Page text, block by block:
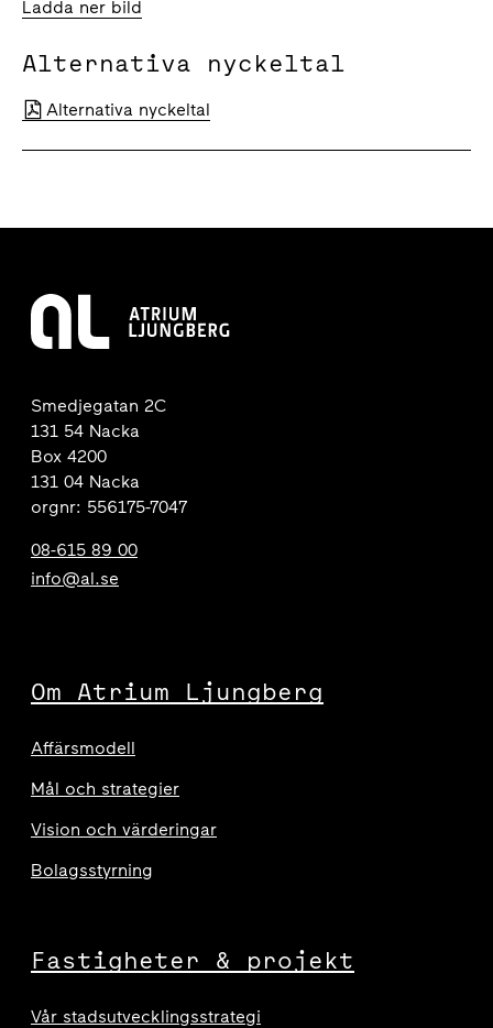
Ladda ner bild
Alternativa nyckeltal
Alternativa nyckeltal
Smedjegatan 2C
131 54 Nacka
Box 4200
131 04 Nacka
orgnr: 556175-7047
08-615 89 00
info@al.se
Om Atrium Ljungberg
Affärsmodell
Mål och strategier
Vision och värderingar
Bolagsstyrning
Fastigheter & projekt
Vår stadsutvecklingsstrategi